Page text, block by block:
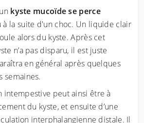
kyste mucoïde se perce
à la suite d'un choc. Un liquide clair
alors du kyste. Après cet
n’a pas disparu, il est juste
en général après quelques
semaines.
intempestive peut ainsi être à
du kyste, et ensuite d’une
interphalangienne distale. Il